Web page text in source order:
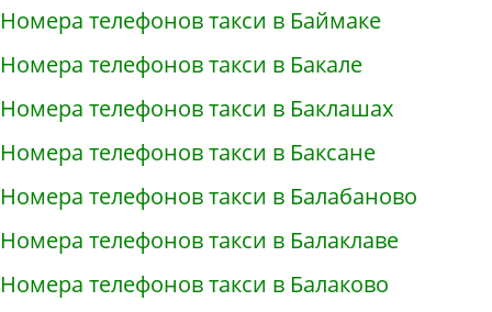
Номера телефонов такси в Баймаке
Номера телефонов такси в Бакале
Номера телефонов такси в Баклашах
Номера телефонов такси в Баксане
Номера телефонов такси в Балабаново
Номера телефонов такси в Балаклаве
Номера телефонов такси в Балаково